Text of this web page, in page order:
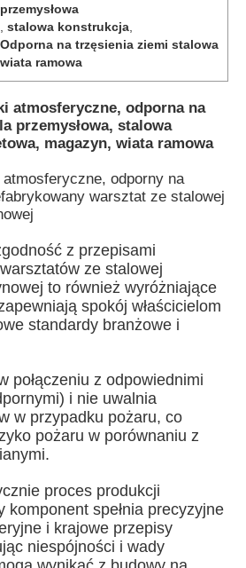
przemysłowa
,stalowa konstrukcja
Odporna na trzęsienia ziemi stalowa
wiata ramowa
atmosferyczne, odporna na
przemysłowa, stalowa
magazyn, wiata ramowa
odporny na
warsztat ze stalowej
z przepisami
ze stalowej
to również wyróżniające
spokój właścicielom
standardy branżowe i
połączeniu z odpowiednimi
i nie uwalnia
w przypadku pożaru, co
pożaru w porównaniu z
proces produkcji
komponent spełnia precyzyjne
i krajowe przepisy
niespójności i wady